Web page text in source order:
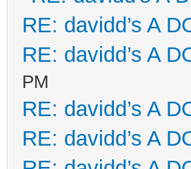
RE: davidd’s A
RE: davidd’s A
PM
RE: davidd’s A
RE: davidd’s A